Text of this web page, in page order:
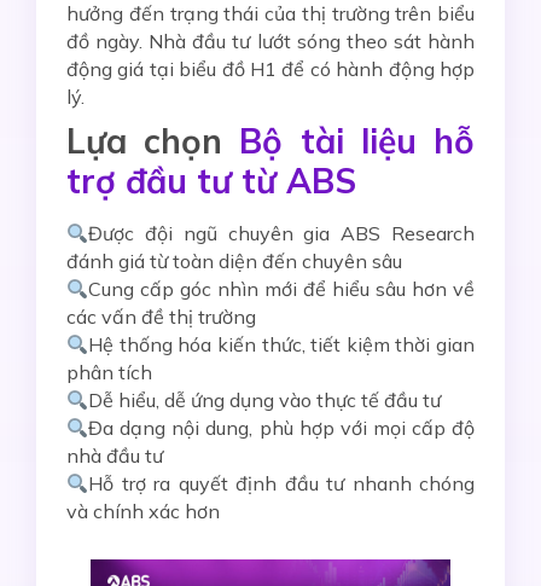
hưởng đến trạng thái của thị trường trên biểu
đồ ngày. Nhà đầu tư lướt sóng theo sát hành
động giá tại biểu đồ H1 để có hành động hợp
lý.
Lựa chọn Bộ tài liệu hỗ
trợ đầu tư từ ABS
Được đội ngũ chuyên gia ABS Research
đánh giá từ toàn diện đến chuyên sâu
Cung cấp góc nhìn mới để hiểu sâu hơn về
các vấn đề thị trường
Hệ thống hóa kiến thức, tiết kiệm thời gian
phân tích
Dễ hiểu, dễ ứng dụng vào thực tế đầu tư
Đa dạng nội dung, phù hợp với mọi cấp độ
nhà đầu tư
Hỗ trợ ra quyết định đầu tư nhanh chóng
và chính xác hơn